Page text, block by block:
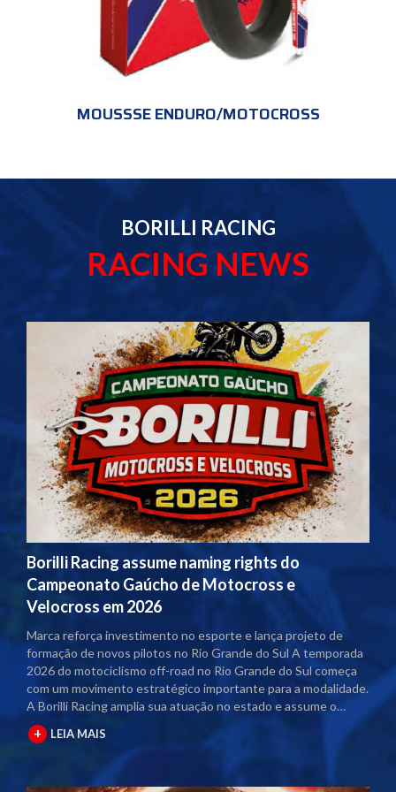
MOUSSSE ENDURO/MOTOCROSS
BORILLI RACING
RACING NEWS
Borilli Racing assume naming rights do
Campeonato Gaúcho de Motocross e
Velocross em 2026
Marca reforça investimento no esporte e lança projeto de
formação de novos pilotos no Rio Grande do Sul A temporada
2026 do motociclismo off-road no Rio Grande do Sul começa
com um movimento estratégico importante para a modalidade.
A Borilli Racing amplia sua atuação no estado e assume o
naming rights dos principais campeonatos regionais. Com o
acordo firmado junto à Federação Gaúcha de Motociclismo
(FGM), as competições passam a contar com a marca no título
oficial. A partir desta temporada, os eventos serão
+ LEIA MAIS